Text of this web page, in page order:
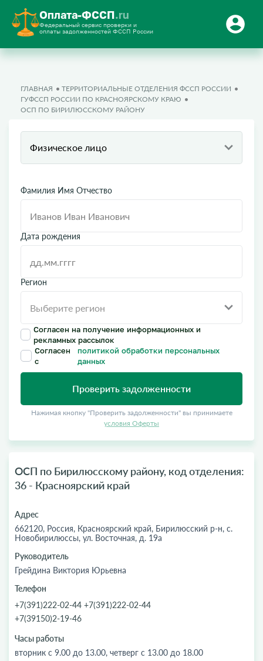
Оплата-ФССП.ru
Федеральный сервис проверки и
оплаты задолженностей ФССП России
ГЛАВНАЯ
ТЕРРИТОРИАЛЬНЫЕ ОТДЕЛЕНИЯ ФССП РОССИИ
ГУФССП РОССИИ ПО КРАСНОЯРСКОМУ КРАЮ
ОСП ПО БИРИЛЮССКОМУ РАЙОНУ
Физическое лицо
Фамилия Имя Отчество
Дата рождения
Регион
Согласен на получение информационных и
рекламных рассылок
Согласен
с
политикой обработки персональных
данных
Проверить задолженности
Нажимая кнопку "Проверить задолженности" вы принимаете
условия Оферты
ОСП по Бирилюсскому району, код отделения:
36 - Красноярский край
Адрес
662120, Россия, Красноярский край, Бирилюсский р-н, с.
Новобирилюссы, ул. Восточная, д. 19а
Руководитель
Грейдина Виктория Юрьевна
Телефон
+7(391)222-02-44 +7(391)222-02-44
+7(39150)2-19-46
Часы работы
вторник с 9.00 до 13.00, четверг с 13.00 до 18.00